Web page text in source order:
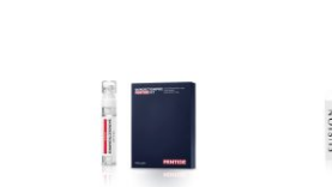
Отправляя форму для
принимаете условия